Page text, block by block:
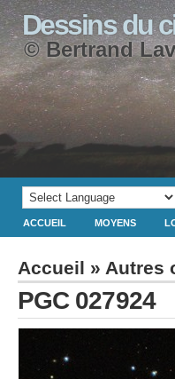
Dessins du
© Bertrand
ACCUEIL MOYENS
Accueil » Autres
PGC 027924